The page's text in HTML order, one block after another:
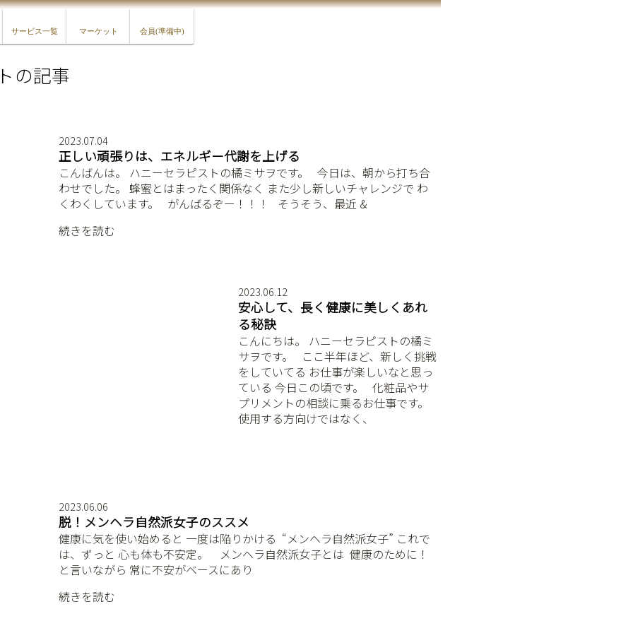
サービス一覧 マーケット 会員(準備中)
の記事
2023.07.04
正しい頑張りは、エネルギー代謝を上げる
こんばんは。 ハニーセラピストの橘ミサヲです。 ⁡ ⁡ 今日は、朝から打ち合
わせでした。 蜂蜜とはまったく関係なく また少し新しいチャレンジで わ
くわくしています。 ⁡ ⁡ がんばるぞー！！！ ⁡ ⁡ そうそう、最近 &
続きを読む
2023.06.12
安心して、長く健康に美しくあれ
る秘訣
こんにちは。 ハニーセラピストの橘ミ
サヲです。 ⁡ ⁡ ここ半年ほど、新しく挑戦
をしていてる お仕事が楽しいなと思っ
ている 今日この頃です。 ⁡ ⁡ 化粧品やサ
プリメントの相談に乗るお仕事です。
使用する方向けではなく、
2023.06.06
脱！メンヘラ自然派女子のススメ
健康に気を使い始めると 一度は陥りかける ⁡ “メンヘラ自然派女子” これで
は、ずっと 心も体も不安定。 ⁡ ⁡ ⁡ メンヘラ自然派女子とは ⁡ 健康のために！
と言いながら 常に不安がベースにあり
続きを読む